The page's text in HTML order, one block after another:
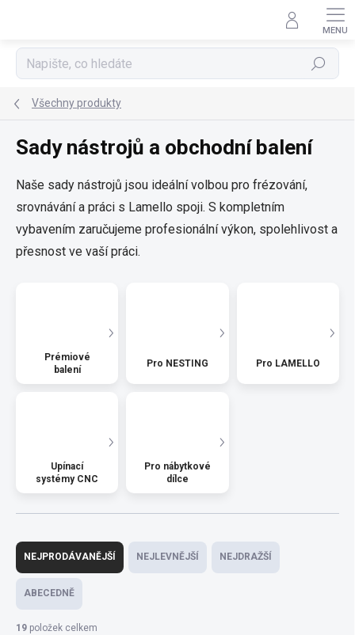
Hledat
Všechny produkty
Sady nástrojů a obchodní balení
Naše sady nástrojů jsou ideální volbou pro frézování,
srovnávání a práci s Lamello spoji. S kompletním
vybavením zaručujeme profesionální výkon, spolehlivost a
přesnost ve vaší práci.
Prémiové
balení
Pro NESTING Pro LAMELLO
Upínací
systémy CNC
Pro nábytkové
dílce
Ř
z
í
NEJPRODÁVANĚJŠÍ NEJLEVNĚJŠÍ NEJDRAŽŠÍ
ABECEDNĚ
19 položek celkem